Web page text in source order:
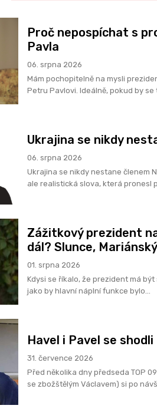
Proč nepospíchat s
Pavla
06. srpna 2026
Mám pochopitelně na mysli
Petru Pavlovi. Ideálně, pokud by se
Ukrajina se nikdy
06. srpna 2026
Ukrajina se nikdy nestane členem
ale realistická slova, která pronesl
Zážitkový prezident
dál? Slunce,
01. srpna 2026
Kdysi se říkalo, že prezident má
jako by hlavní náplní funkce bylo...
Havel i Pavel se shodli
31. července 2026
Před několika dny předseda TOP
se zbožštělým Václavem) si po